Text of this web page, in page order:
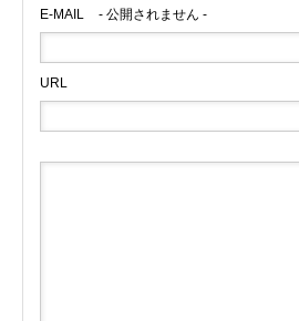
E-MAIL - 公開されません -
URL